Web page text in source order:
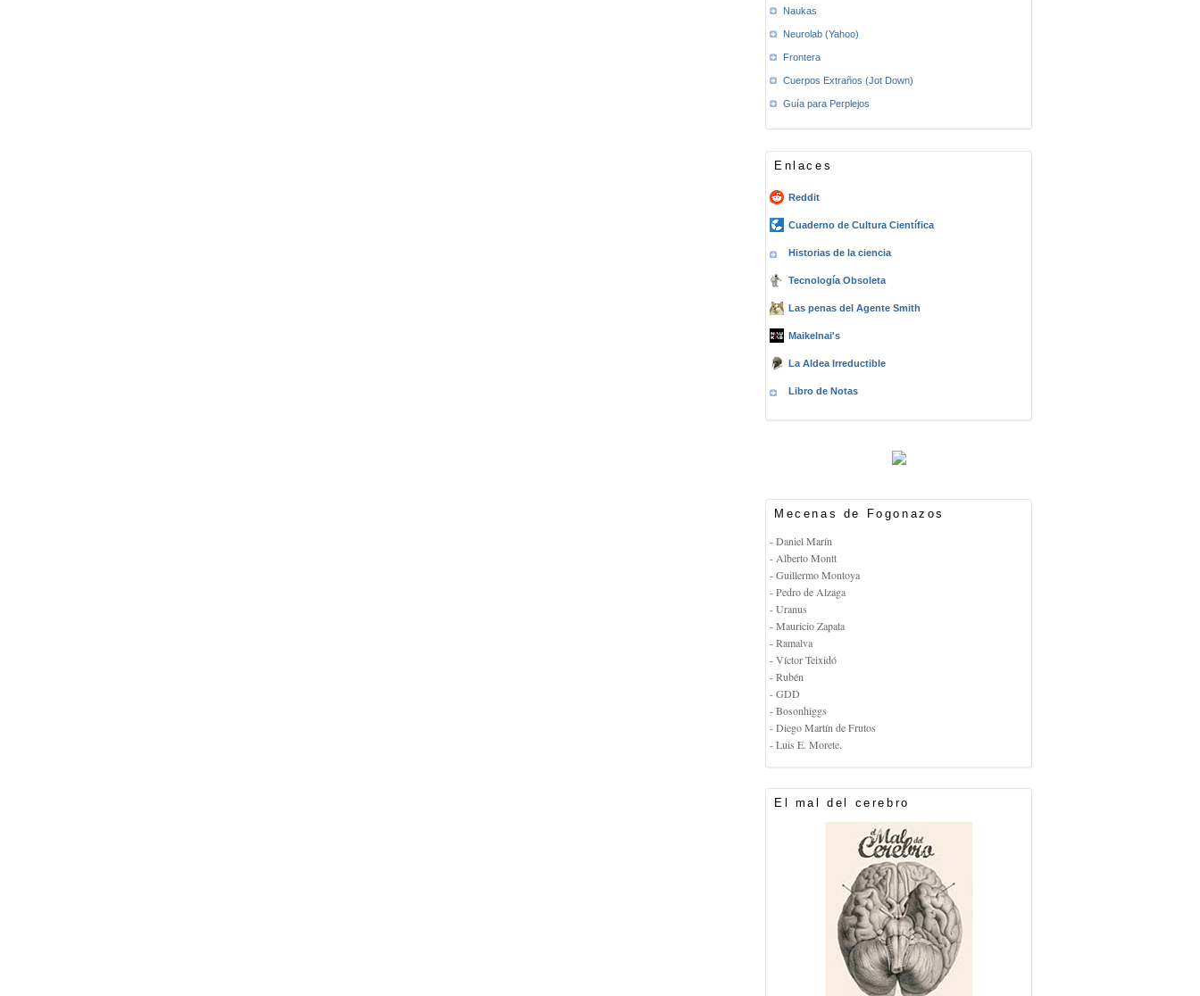
Naukas
Neurolab (Yahoo)
Frontera
Cuerpos Extraños (Jot Down)
Guía para Perplejos
Enlaces
Reddit
Cuaderno de Cultura Científica
Historias de la ciencia
Tecnología Obsoleta
Las penas del Agente Smith
Maikelnai's
La Aldea Irreductible
Libro de Notas
Mecenas de Fogonazos
- Daniel Marín
- Alberto Montt
- Guillermo Montoya
- Pedro de Alzaga
- Uranus
- Mauricio Zapata
- Ramalva
- Víctor Teixidó
- Rubén
- GDD
- Bosonhiggs
- Diego Martín de Frutos
- Luis E. Morete.
El mal del cerebro